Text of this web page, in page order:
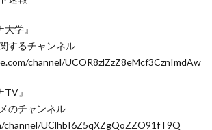
学』
するチャンネル
channel/UCOR8zlZzZ8eMcf3CznImdAw
』
のチャンネル
UClhbI6Z5qXZgQoZZO91fT9Q